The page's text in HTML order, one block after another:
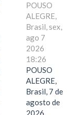
POUSO
ALEGRE,
Brasil, sex,
ago 7
2026
18:26
POUSO
ALEGRE,
Brasil, 7 de
agosto de
2026